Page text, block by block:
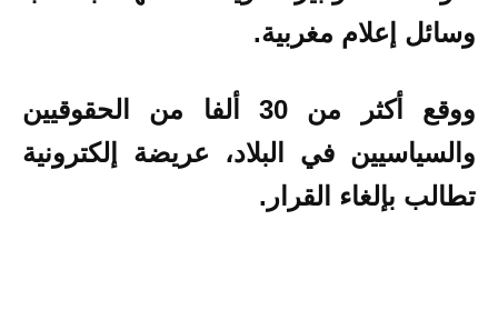
وسائل إعلام مغربية.
ووقع أكثر من 30 ألفا من الحقوقيين
والسياسيين في البلاد، عريضة إلكترونية
تطالب بإلغاء القرار.